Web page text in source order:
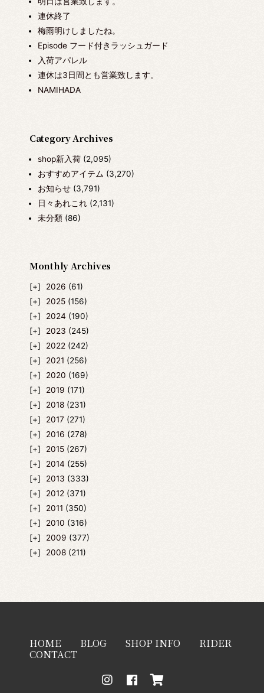
連休終了
梅雨明けしましたね。
Episode フード付きラッシュガード
入荷アパレル
連休は3日間とも営業致します。
NAMIHADA
Category Archives
shop新入荷(2,095)
おすすめアイテム (3,270)
お知らせ(3,791)
日々あれこれ(2,131)
未分類(86)
Monthly Archives
2026 (61)
2025 (156)
2024 (190)
2023 (245)
2022 (242)
2021 (256)
2020 (169)
2019 (171)
2018 (231)
2017 (271)
2016 (278)
2015 (267)
2014 (255)
2013 (333)
2012 (371)
2011 (350)
2010 (316)
2009 (377)
2008 (211)
HOME BLOG SHOP INFO RIDER
CONTACT